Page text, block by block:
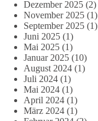
Dezember 2025 (2)
November 2025 (1)
September 2025 (1)
Juni 2025 (1)
Mai 2025 (1)
Januar 2025 (10)
August 2024 (1)
Juli 2024 (1)
Mai 2024 (1)
April 2024 (1)
März 2024 (1)